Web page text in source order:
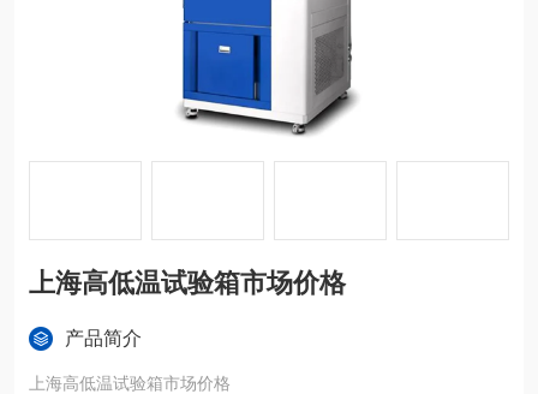
上海高低温试验箱市场价格
产品简介
上海高低温试验箱市场价格